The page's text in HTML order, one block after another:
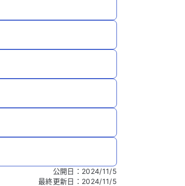
公開日 ： 2024/11/5
最終更新日 ： 2024/11/5